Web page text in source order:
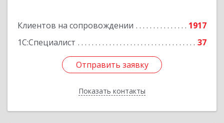
Клиентов на сопровождении
1917
1С:Специалист
37
Отправить заявку
Показать контакты
Отправить заявку
Назад